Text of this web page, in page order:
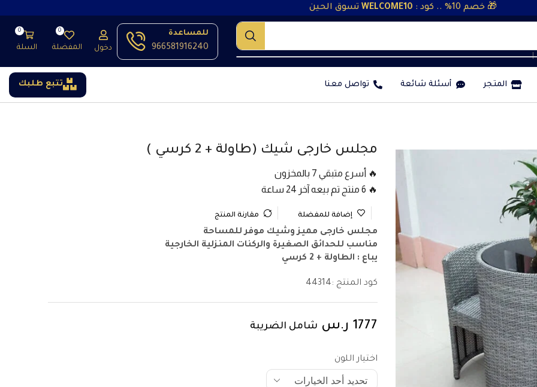
🎁 خصم 10% .. كود : WELCOME10 تسوق الحين
❘
للمساعدة
966581916240 دخول
0
المفضلة
0
السلة
المتجر أسئلة شائعة تواصل معنا تتبع طلبك
مجلس خارجى شيك (طاولة + 2 كرسي )
🔥 أسرع متبقي 7 بالمخزون
🔥 6 منتج تم بيعه آخر 24 ساعة
إضافة للمفضلة مقارنة المنتج
مجلس خارجى مميز وشيك موفر للمساحة
مناسب للحدائق الصغيرة والركنات المنزلية الخارجية
يباع : الطاولة + 2 كرسي
كود المنتج :44314
1777 ر.س شامل الضريبة
اختيار اللون